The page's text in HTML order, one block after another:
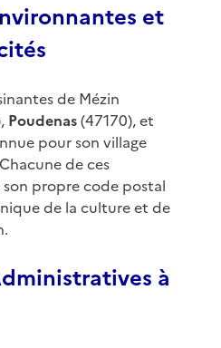
et
de Mézin
Poudenas(47170), et
pour son village
de ces
propre code postal
de la culture et de
à